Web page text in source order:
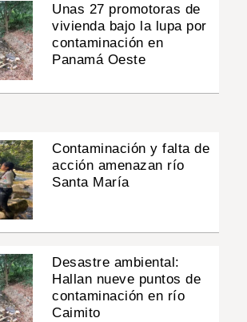
Unas 27 promotoras de
vivienda bajo la lupa por
contaminación en
Panamá Oeste
Contaminación y falta de
acción amenazan río
Santa María
Desastre ambiental:
Hallan nueve puntos de
contaminación en río
Caimito